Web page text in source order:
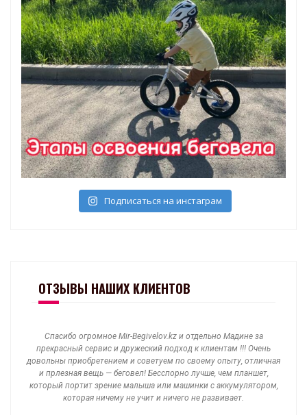
Подписаться на инстаграм
ОТЗЫВЫ НАШИХ КЛИЕНТОВ
Спасибо огромное Mir-Begivelov.kz и отдельно Мадине за
прекрасный сервис и дружеский подход к клиентам !!! Очень
довольны приобретением и советуем по своему опыту, отличная
и прлезная вещь — беговел! Бесспорно лучше, чем планшет,
который портит зрение малыша или машинки с аккумулятором,
которая ничему не учит и ничего не развивает.